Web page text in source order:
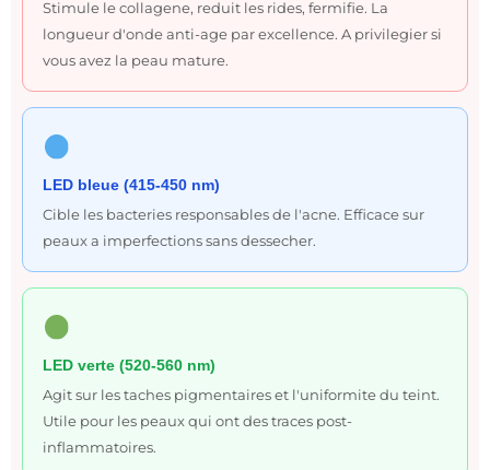
Stimule le collagene, reduit les rides, fermifie. La
longueur d'onde anti-age par excellence. A privilegier si
vous avez la peau mature.
LED bleue (415-450 nm)
Cible les bacteries responsables de l'acne. Efficace sur
peaux a imperfections sans dessecher.
LED verte (520-560 nm)
Agit sur les taches pigmentaires et l'uniformite du teint.
Utile pour les peaux qui ont des traces post-
inflammatoires.